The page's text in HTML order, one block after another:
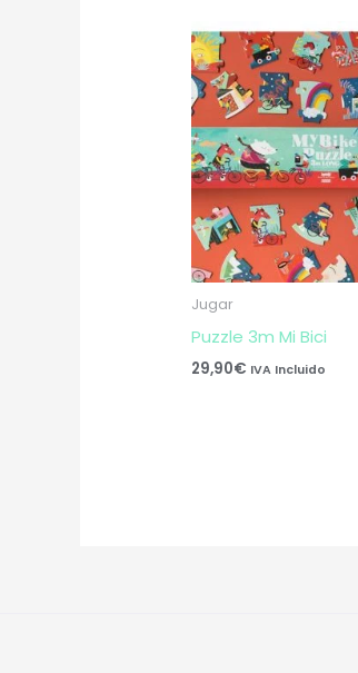
Jugar
Puzzle 3m Mi Bici
29,90€ IVA Incluido